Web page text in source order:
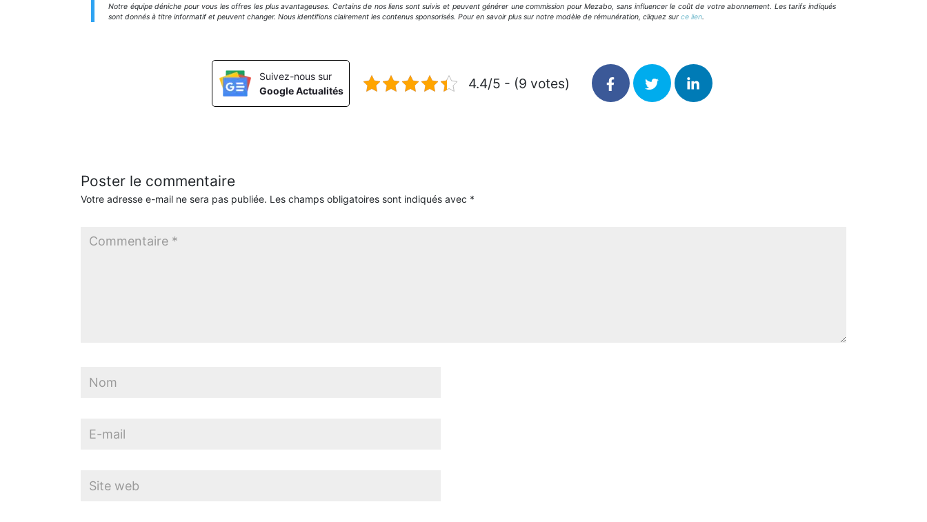
Notre équipe déniche pour vous les offres les plus avantageuses. Certains de nos liens sont suivis et peuvent générer une commission pour Mezabo, sans influencer le coût de votre abonnement. Les tarifs indiqués
sont donnés à titre informatif et peuvent changer. Nous identifions clairement les contenus sponsorisés. Pour en savoir plus sur notre modèle de rémunération, cliquez sur ce lien.
Suivez-nous sur
Google Actualités
4.4/5 - (9 votes)
Poster le commentaire
Votre adresse e-mail ne sera pas publiée. Les champs obligatoires sont indiqués avec *